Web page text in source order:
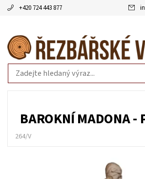
+420 724 443 877
BAROKNÍ MADONA -
264/V